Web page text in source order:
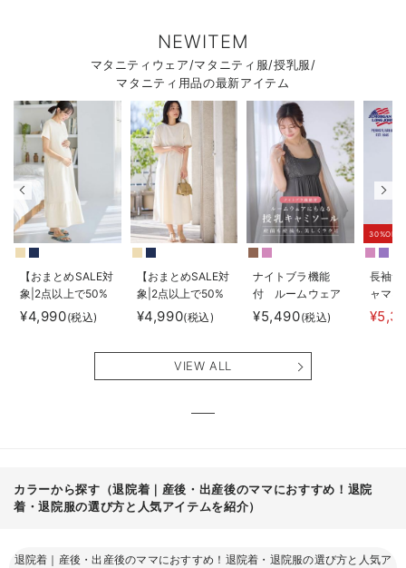
NEWITEM
マタニティウェア/マタニティ服/授乳服/
マタニティ用品の最新アイテム
【おまとめSALE対
象|2点以上で50%
オフ】【防汚加
工】綿混やわらか
ェ マタニティ・
¥4,990(税込)
【おまとめSALE対
象|2点以上で50%
オフ】【防汚加
工】綿混やわらか
レアワンピース
マタニティ・産後
¥4,990(税込)
ナイトブラ機能
付 ルームウェア
にもなる授乳キャ
ミソール
¥5,490(税込)
30%OFF
長袖サ
ャマ
ェー
VIEW ALL
カラーから探す（退院着｜産後・出産後のママにおすすめ！退院
着・退院服の選び方と人気アイテムを紹介）
退院着｜産後・出産後のママにおすすめ！退院着・退院服の選び方と人気ア